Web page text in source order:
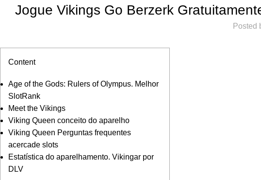
Jogue Vikings Go Berzerk
Posted
Content
Age of the Gods: Rulers of Olympus. Melhor
SlotRank
Meet the Vikings
Viking Queen conceito do aparelho
Viking Queen Perguntas frequentes
acercade slots
Estatística do aparelhamento. Vikingar por
DLV